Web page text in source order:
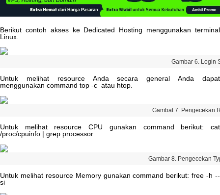
Berikut contoh akses ke Dedicated Hosting menggunakan terminal
Linux
Gambar 6 Login
Untuk melihat resource Anda secara general Anda
dapat
menggunakan command top -c atau htop
Gambat 7 Pengecekan
Untuk melihat resource CPU gunakan command berikut:
cat
/proc/cpuinfo | grep processor
Gambar 8. Pengecekan
Untuk melihat resource Memory gunakan command berikut: free -h --
si